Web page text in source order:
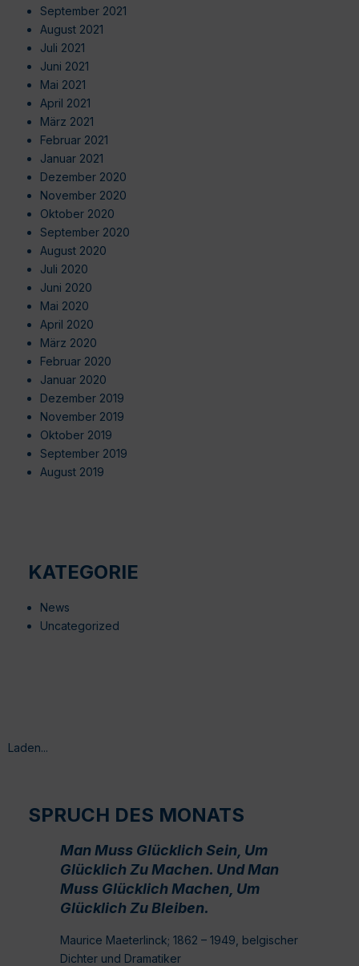
September 2021
August 2021
Juli 2021
Juni 2021
Mai 2021
April 2021
März 2021
Februar 2021
Januar 2021
Dezember 2020
November 2020
Oktober 2020
September 2020
August 2020
Juli 2020
Juni 2020
Mai 2020
April 2020
März 2020
Februar 2020
Januar 2020
Dezember 2019
November 2019
Oktober 2019
September 2019
August 2019
KATEGORIE
News
Uncategorized
Laden...
SPRUCH DES MONATS
Man Muss Glücklich Sein, Um
Glücklich Zu Machen. Und Man
Muss Glücklich Machen, Um
Glücklich Zu Bleiben.
Maurice Maeterlinck; 1862 – 1949, belgischer
Dichter und Dramatiker